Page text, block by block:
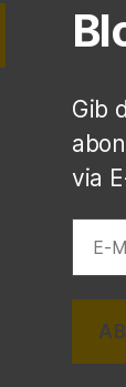
Gib
via
Mail-